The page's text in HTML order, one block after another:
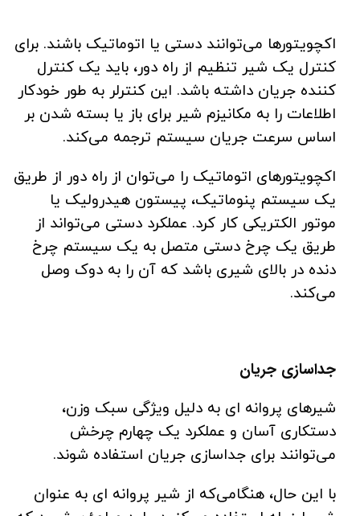
اکچویتورها می‌توانند دستی یا اتوماتیک باشند. برای
کنترل یک شیر تنظیم از راه دور، باید یک کنترل
کننده جریان داشته باشد. این کنترلر به طور خودکار
اطلاعات را به مکانیزم شیر برای باز یا بسته شدن بر
اساس سرعت جریان سیستم ترجمه می‌کند.
اکچویتورهای اتوماتیک را می‌توان از راه دور از طریق
یک سیستم پنوماتیک، پیستون هیدرولیک یا
موتور الکتریکی کار کرد. عملکرد دستی می‌تواند از
طریق یک چرخ دستی متصل به یک سیستم چرخ
دنده در بالای شیری باشد که آن را به دوک وصل
می‌کند.
جداسازی جریان
شیرهای پروانه ای به دلیل ویژگی سبک وزن،
دستکاری آسان و عملکرد یک چهارم چرخش
می‌توانند برای جداسازی جریان استفاده شوند.
با این حال، هنگامی‌که از شیر پروانه ای به عنوان